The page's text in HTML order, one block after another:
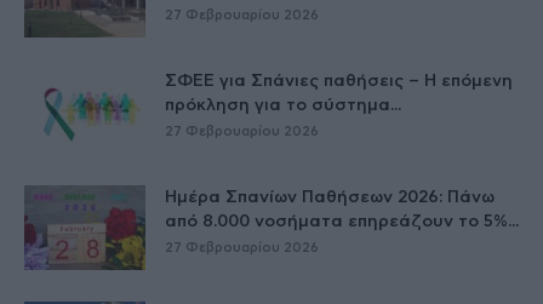
27 Φεβρουαρίου 2026
ΣΦΕΕ για Σπάνιες παθήσεις – Η επόμενη
πρόκληση για το σύστημα...
27 Φεβρουαρίου 2026
Ημέρα Σπανίων Παθήσεων 2026: Πάνω
από 8.000 νοσήματα επηρεάζουν το 5%...
27 Φεβρουαρίου 2026